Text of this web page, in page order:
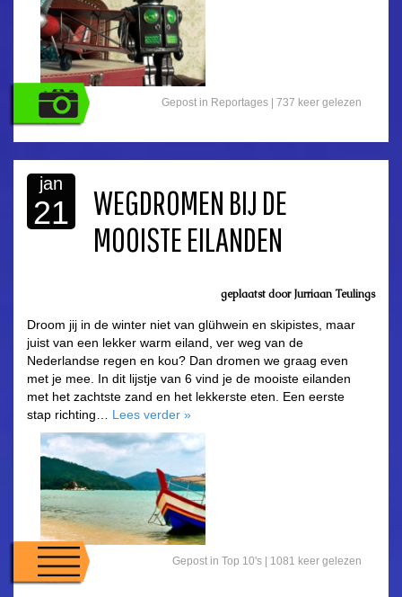
Gepost in Reportages | 737 keer gelezen
jan
21
WEGDROMEN BIJ DE
MOOISTE EILANDEN
geplaatst door Jurriaan Teulings
Droom jij in de winter niet van glühwein en skipistes, maar
juist van een lekker warm eiland, ver weg van de
Nederlandse regen en kou? Dan dromen we graag even
met je mee. In dit lijstje van 6 vind je de mooiste eilanden
met het zachtste zand en het lekkerste eten. Een eerste
stap richting… Lees verder »
Gepost in Top 10's | 1081 keer gelezen